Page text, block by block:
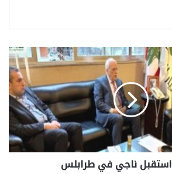
ناجي في طرابلس